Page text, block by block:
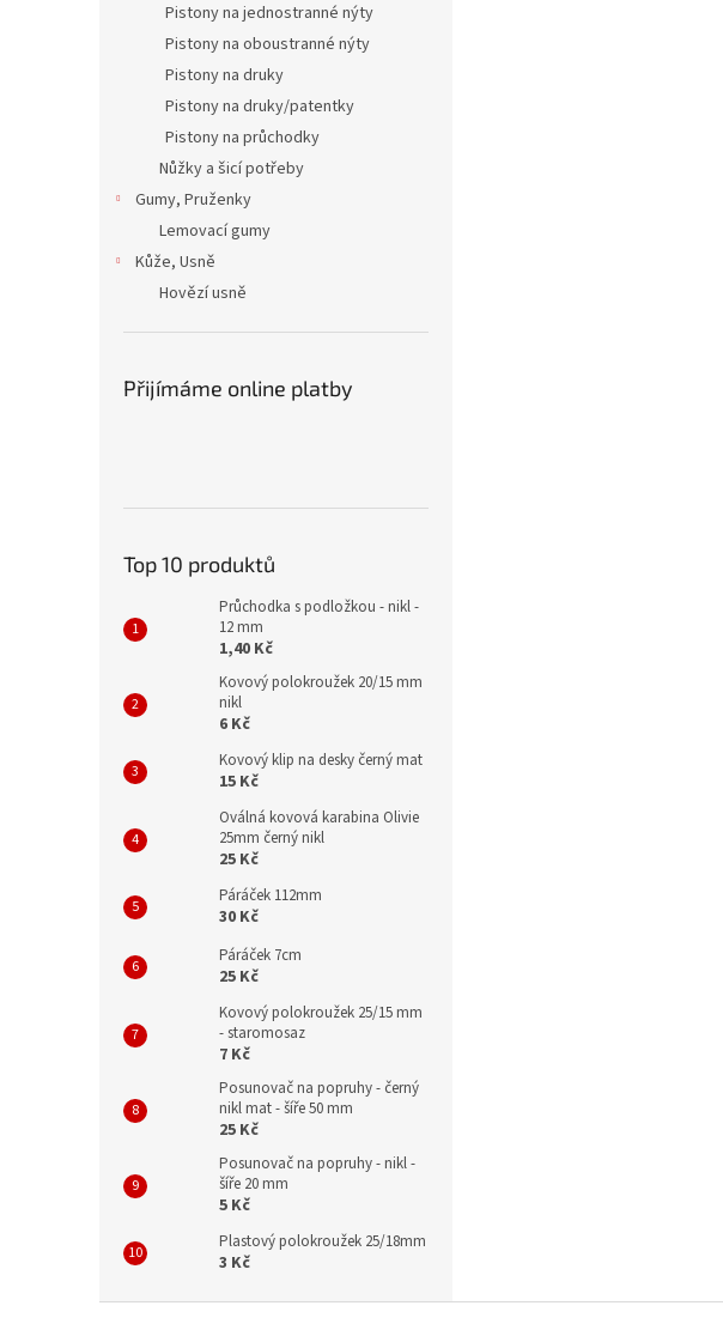
Pistony na jednostranné nýty
Pistony na oboustranné nýty
Pistony na druky
Pistony na druky/patentky
Pistony na průchodky
Nůžky a šicí potřeby
Gumy, Pruženky
Lemovací gumy
Kůže, Usně
Hovězí usně
Přijímáme online platby
Top 10 produktů
Průchodka s podložkou - nikl -
12 mm
1,40 Kč
Kovový polokroužek 20/15 mm
nikl
6 Kč
Kovový klip na desky černý mat
15 Kč
Oválná kovová karabina Olivie
25mm černý nikl
25 Kč
Páráček 112mm
30 Kč
Páráček 7cm
25 Kč
Kovový polokroužek 25/15 mm
- staromosaz
7 Kč
Posunovač na popruhy - černý
nikl mat - šíře 50 mm
25 Kč
Posunovač na popruhy - nikl -
šíře 20 mm
5 Kč
Plastový polokroužek 25/18mm
3 Kč